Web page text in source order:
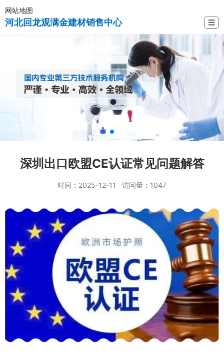
网站地图
河北回龙观满金建材销售中心 ☰
深圳出口欧盟CE认证常见问题解答
时间：2025-12-11 访问量：1047